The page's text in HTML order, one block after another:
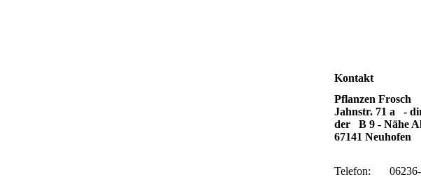
Kontakt
Pflanzen Frosch
Jahnstr. 71 a -
der B 9 - Nähe
67141 Neuhofen
Telefon: